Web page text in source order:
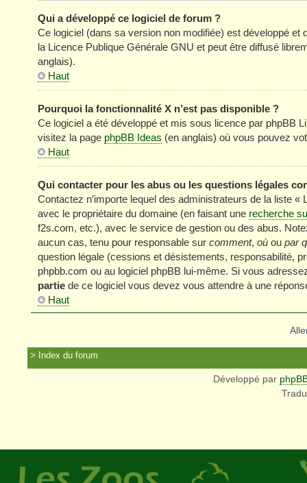
Qui a développé ce logiciel de forum ?
Ce logiciel (dans sa version non modifiée) est développé et
la Licence Publique Générale GNU et peut être diffusé
anglais).
Haut
Pourquoi la fonctionnalité X n’est pas disponible ?
Ce logiciel a été développé et mis sous licence par phpBB
visitez la page phpBB Ideas (en anglais) où vous pouvez
Haut
Qui contacter pour les abus ou les questions légales
Contactez n’importe lequel des administrateurs de la liste
avec le propriétaire du domaine (en faisant une recherche
f2s.com, etc.), avec le service de gestion ou des abus.
aucun cas, tenu pour responsable sur comment, où ou par
question légale (cessions et désistements, responsabilité,
phpbb.com ou au logiciel phpBB lui-même. Si vous
partie de ce logiciel vous devez vous attendre à une
Haut
Index du forum
Développé par